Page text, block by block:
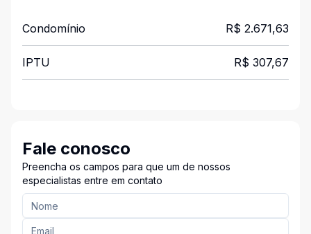
Condomínio R$ 2.671,63
IPTU R$ 307,67
Fale conosco
Preencha os campos para que um de nossos
especialistas entre em contato